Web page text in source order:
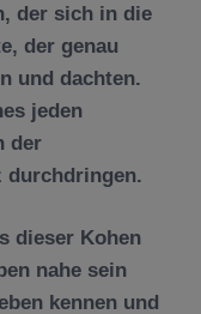
der sich in die
der genau
und dachten.
jeden
der
durchdringen.
dieser Kohen
nahe sein
kennen und